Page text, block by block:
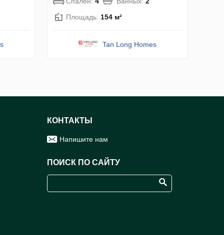
Площадь: 154 м²
Tan Long Homes
КОНТАКТЫ
Напишите нам
ПОИСК ПО САЙТУ